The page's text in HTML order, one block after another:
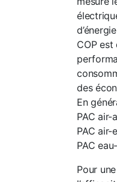
COP est
des
En
PAC air-
PAC air-
PAC
Pour